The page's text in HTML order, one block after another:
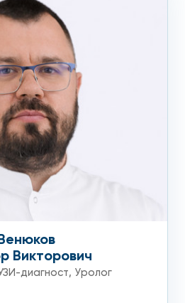
Викторович
диагност, Уролог